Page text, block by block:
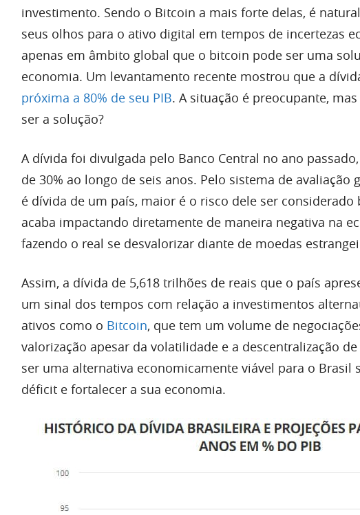
investimento. Sendo o Bitcoin a mais forte delas, é
seus olhos para o ativo digital em tempos de incertezas
apenas em âmbito global que o bitcoin pode ser uma
economia. Um levantamento recente mostrou que a
próxima a 80% de seu PIB. A situação é preocupante,
ser a solução?
A dívida foi divulgada pelo Banco Central no ano
de 30% ao longo de seis anos. Pelo sistema de avaliação
é dívida de um país, maior é o risco dele ser considerado
acaba impactando diretamente de maneira negativa na
fazendo o real se desvalorizar diante de moedas
Assim, a dívida de 5,618 trilhões de reais que o país
um sinal dos tempos com relação a investimentos
ativos como o Bitcoin, que tem um volume de
valorização apesar da volatilidade e a descentralização
ser uma alternativa economicamente viável para o Brasil
déficit e fortalecer a sua economia.